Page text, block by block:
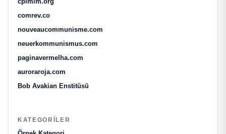
comrev.co
nouveaucommunisme.com
neuerkommunismus.com
paginavermelha.com
auroraroja.com
Bob Avakian Enstitüsü
KATEGORILER